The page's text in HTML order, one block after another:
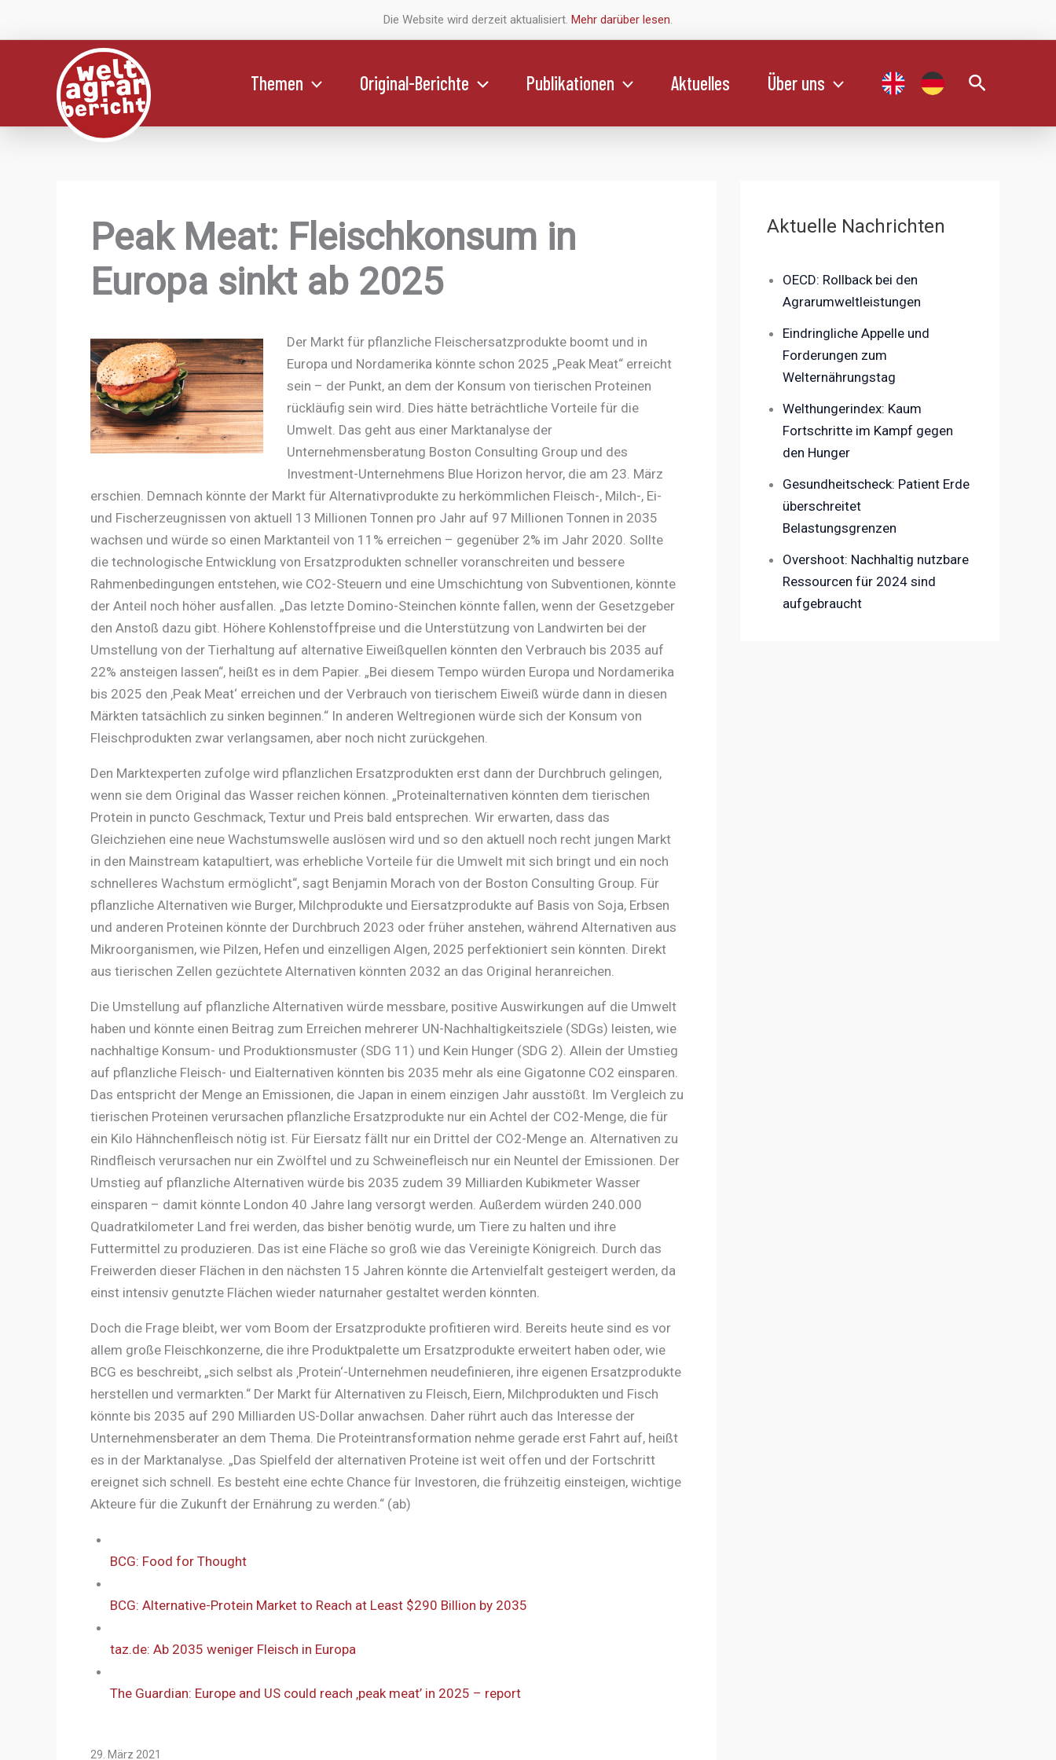
Die Website wird derzeit aktualisiert. Mehr darüber lesen.
Themen Original-Berichte Publikationen Aktuelles Über uns Suchen
Peak Meat: Fleischkonsum in
Europa sinkt ab 2025
Der Markt für pflanzliche Fleischersatzprodukte boomt und in
Europa und Nordamerika könnte schon 2025 „Peak Meat“ erreicht
sein – der Punkt, an dem der Konsum von tierischen Proteinen
rückläufig sein wird. Dies hätte beträchtliche Vorteile für die
Umwelt. Das geht aus einer Marktanalyse der
Unternehmensberatung Boston Consulting Group und des
Investment-Unternehmens Blue Horizon hervor, die am 23. März
erschien. Demnach könnte der Markt für Alternativprodukte zu herkömmlichen Fleisch-, Milch-, Ei-
und Fischerzeugnissen von aktuell 13 Millionen Tonnen pro Jahr auf 97 Millionen Tonnen in 2035
wachsen und würde so einen Marktanteil von 11% erreichen – gegenüber 2% im Jahr 2020. Sollte
die technologische Entwicklung von Ersatzprodukten schneller voranschreiten und bessere
Rahmenbedingungen entstehen, wie CO2-Steuern und eine Umschichtung von Subventionen, könnte
der Anteil noch höher ausfallen. „Das letzte Domino-Steinchen könnte fallen, wenn der Gesetzgeber
den Anstoß dazu gibt. Höhere Kohlenstoffpreise und die Unterstützung von Landwirten bei der
Umstellung von der Tierhaltung auf alternative Eiweißquellen könnten den Verbrauch bis 2035 auf
22% ansteigen lassen“, heißt es in dem Papier. „Bei diesem Tempo würden Europa und Nordamerika
bis 2025 den ‚Peak Meat‘ erreichen und der Verbrauch von tierischem Eiweiß würde dann in diesen
Märkten tatsächlich zu sinken beginnen.“ In anderen Weltregionen würde sich der Konsum von
Fleischprodukten zwar verlangsamen, aber noch nicht zurückgehen.
Den Marktexperten zufolge wird pflanzlichen Ersatzprodukten erst dann der Durchbruch gelingen,
wenn sie dem Original das Wasser reichen können. „Proteinalternativen könnten dem tierischen
Protein in puncto Geschmack, Textur und Preis bald entsprechen. Wir erwarten, dass das
Gleichziehen eine neue Wachstumswelle auslösen wird und so den aktuell noch recht jungen Markt
in den Mainstream katapultiert, was erhebliche Vorteile für die Umwelt mit sich bringt und ein noch
schnelleres Wachstum ermöglicht“, sagt Benjamin Morach von der Boston Consulting Group. Für
pflanzliche Alternativen wie Burger, Milchprodukte und Eiersatzprodukte auf Basis von Soja, Erbsen
und anderen Proteinen könnte der Durchbruch 2023 oder früher anstehen, während Alternativen aus
Mikroorganismen, wie Pilzen, Hefen und einzelligen Algen, 2025 perfektioniert sein könnten. Direkt
aus tierischen Zellen gezüchtete Alternativen könnten 2032 an das Original heranreichen.
Die Umstellung auf pflanzliche Alternativen würde messbare, positive Auswirkungen auf die Umwelt
haben und könnte einen Beitrag zum Erreichen mehrerer UN-Nachhaltigkeitsziele (SDGs) leisten, wie
nachhaltige Konsum- und Produktionsmuster (SDG 11) und Kein Hunger (SDG 2). Allein der Umstieg
auf pflanzliche Fleisch- und Eialternativen könnten bis 2035 mehr als eine Gigatonne CO2 einsparen.
Das entspricht der Menge an Emissionen, die Japan in einem einzigen Jahr ausstößt. Im Vergleich zu
tierischen Proteinen verursachen pflanzliche Ersatzprodukte nur ein Achtel der CO2-Menge, die für
ein Kilo Hähnchenfleisch nötig ist. Für Eiersatz fällt nur ein Drittel der CO2-Menge an. Alternativen zu
Rindfleisch verursachen nur ein Zwölftel und zu Schweinefleisch nur ein Neuntel der Emissionen. Der
Umstieg auf pflanzliche Alternativen würde bis 2035 zudem 39 Milliarden Kubikmeter Wasser
einsparen – damit könnte London 40 Jahre lang versorgt werden. Außerdem würden 240.000
Quadratkilometer Land frei werden, das bisher benötig wurde, um Tiere zu halten und ihre
Futtermittel zu produzieren. Das ist eine Fläche so groß wie das Vereinigte Königreich. Durch das
Freiwerden dieser Flächen in den nächsten 15 Jahren könnte die Artenvielfalt gesteigert werden, da
einst intensiv genutzte Flächen wieder naturnaher gestaltet werden könnten.
Doch die Frage bleibt, wer vom Boom der Ersatzprodukte profitieren wird. Bereits heute sind es vor
allem große Fleischkonzerne, die ihre Produktpalette um Ersatzprodukte erweitert haben oder, wie
BCG es beschreibt, „sich selbst als ‚Protein‘-Unternehmen neudefinieren, ihre eigenen Ersatzprodukte
herstellen und vermarkten.“ Der Markt für Alternativen zu Fleisch, Eiern, Milchprodukten und Fisch
könnte bis 2035 auf 290 Milliarden US-Dollar anwachsen. Daher rührt auch das Interesse der
Unternehmensberater an dem Thema. Die Proteintransformation nehme gerade erst Fahrt auf, heißt
es in der Marktanalyse. „Das Spielfeld der alternativen Proteine ist weit offen und der Fortschritt
ereignet sich schnell. Es besteht eine echte Chance für Investoren, die frühzeitig einsteigen, wichtige
Akteure für die Zukunft der Ernährung zu werden.“ (ab)
BCG: Food for Thought
BCG: Alternative-Protein Market to Reach at Least $290 Billion by 2035
taz.de: Ab 2035 weniger Fleisch in Europa
The Guardian: Europe and US could reach ‚peak meat’ in 2025 – report
29. März 2021
Aktuelle Nachrichten
OECD: Rollback bei den
Agrarumweltleistungen
Eindringliche Appelle und
Forderungen zum
Welternährungstag
Welthungerindex: Kaum
Fortschritte im Kampf gegen
den Hunger
Gesundheitscheck: Patient Erde
überschreitet
Belastungsgrenzen
Overshoot: Nachhaltig nutzbare
Ressourcen für 2024 sind
aufgebraucht